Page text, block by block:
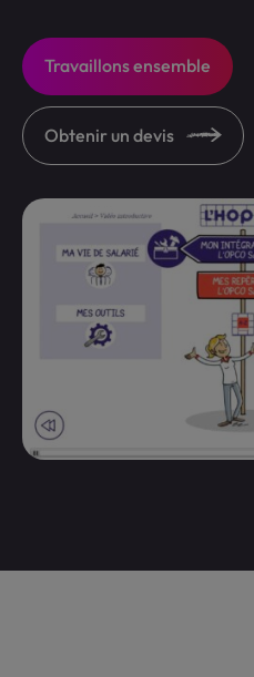
Travaillons ensemble
Obtenir un devis